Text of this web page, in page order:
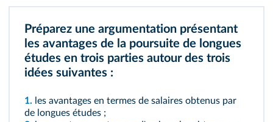
Préparez une argumentation présentant
les avantages de la poursuite de longues
études en trois parties autour des trois
idées suivantes :
1. les avantages en termes de salaires obtenus par
de longues études ;